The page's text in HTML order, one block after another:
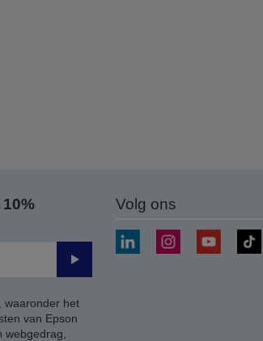
10%
Verzenden
waaronder het
van Epson
Volg ons